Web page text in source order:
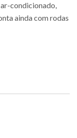
ar-condicionado,
ainda com rodas